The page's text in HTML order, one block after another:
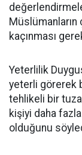
kaçınması
Yeterlilik
yeterli görerek
tehlikeli bir
kişiyi daha
olduğunu